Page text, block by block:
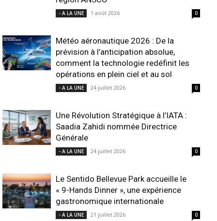
- A LA UNE 1 août 2026 0
Météo aéronautique 2026 : De la
prévision à l’anticipation absolue,
comment la technologie redéfinit les
opérations en plein ciel et au sol
- A LA UNE 24 juillet 2026 0
Une Révolution Stratégique à l’IATA :
Saadia Zahidi nommée Directrice
Générale
- A LA UNE 24 juillet 2026 0
Le Sentido Bellevue Park accueille le
« 9-Hands Dinner », une expérience
gastronomique internationale
- A LA UNE 21 juillet 2026 0